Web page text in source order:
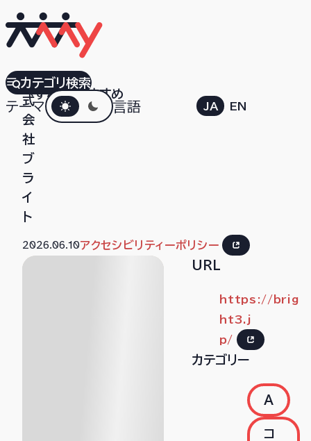
すべておすすめ
テーマダークモード言語 JA EN
カテゴリ検索
株
式
会
社
ブ
ラ
イ
ト
2026.06.10アクセシビリティーポリシー
URL
https://brig
ht3.j
p/
カテゴリー
A
コ